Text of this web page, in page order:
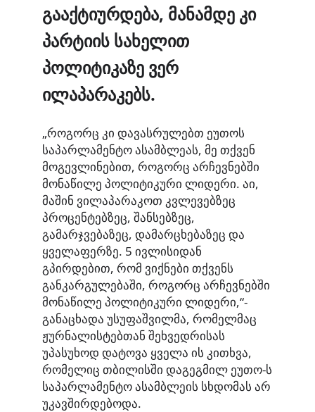
გააქტიურდება, მანამდე კი
პარტიის სახელით
პოლიტიკაზე ვერ
ილაპარაკებს.
„როგორც კი დავასრულებთ ეუთოს
საპარლამენტო ასამბლეას, მე თქვენ
მოგევლინებით, როგორც არჩევნებში
მონაწილე პოლიტიკური ლიდერი. აი,
მაშინ ვილაპარაკოთ კვლევებზეც
პროცენტებზეც, შანსებზეც,
გამარჯვებაზეც, დამარცხებაზეც და
ყველაფერზე. 5 ივლისიდან
გპირდებით, რომ ვიქნები თქვენს
განკარგულებაში, როგორც არჩევნებში
მონაწილე პოლიტიკური ლიდერი,“-
განაცხადა უსუფაშვილმა, რომელმაც
ჟურნალისტებთან შეხვედრისას
უპასუხოდ დატოვა ყველა ის კითხვა,
რომელიც თბილისში დაგეგმილ ეუთო-ს
საპარლამენტო ასამბლეის სხდომას არ
უკავშირდებოდა.